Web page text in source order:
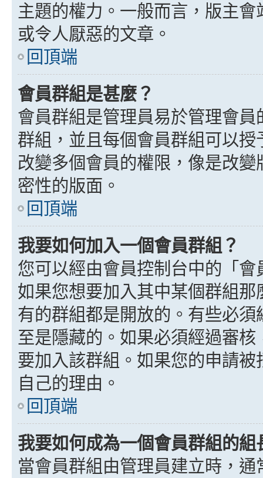
主題的權力。一般而言，版主
或令人厭惡的文章。
回頂端
會員群組是甚麼？
會員群組是管理員易於管理會
群組，並且每個會員群組可以
改變多個會員的權限，像是改
密性的版面。
回頂端
我要如何加入一個會員群組？
您可以經由會員控制台中的「
如果您想要加入其中某個群組
有的群組都是開放的。有些必
至是隱藏的。如果必須經過審
要加入該群組。如果您的申請
自己的理由。
回頂端
我要如何成為一個會員群組的組
當會員群組由管理員建立時，